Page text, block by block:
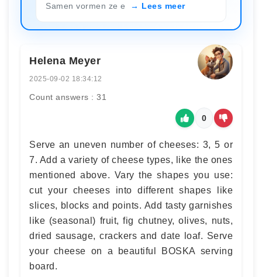
Samen vormen ze e
Lees meer
Helena Meyer
2025-09-02 18:34:12
Count answers : 31
0
Serve an uneven number of cheeses: 3, 5 or
7. Add a variety of cheese types, like the ones
mentioned above. Vary the shapes you use:
cut your cheeses into different shapes like
slices, blocks and points. Add tasty garnishes
like (seasonal) fruit, fig chutney, olives, nuts,
dried sausage, crackers and date loaf. Serve
your cheese on a beautiful BOSKA serving
board.